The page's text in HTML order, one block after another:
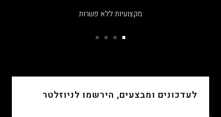
מקצועיות ללא פשרות
לעדכונים ומבצעים, הירשמו לניוזלטר